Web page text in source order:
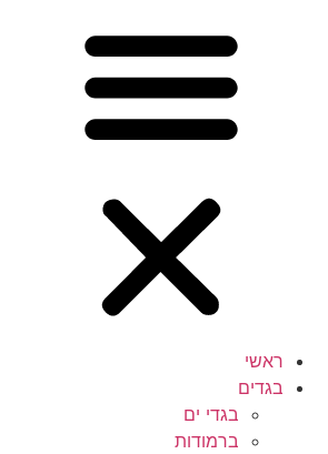
ראשי
בגדים
בגדי ים
ברמודות